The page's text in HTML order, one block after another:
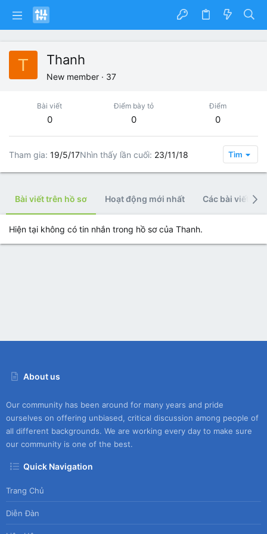
T Thanh
New member · 37
Bài viết
0
Điểm bày tỏ
0
Điểm
0
Tham gia 19/5/17Nhìn thấy lần cuối 23/11/18 Tìm
Bài viết trên hồ sơ Hoạt động mới nhất Các bài viết
Hiện tại không có tin nhắn trong hồ sơ của Thanh.
About us
Our community has been around for many years and pride
ourselves on offering unbiased, critical discussion among people of
all different backgrounds. We are working every day to make sure
our community is one of the best.
Quick Navigation
Trang Chủ
Diễn Đàn